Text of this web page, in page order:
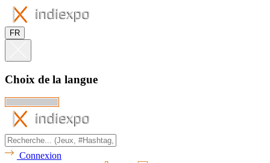
FR
Choix de la langue
Connexion